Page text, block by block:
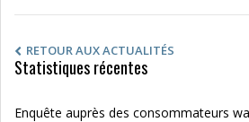
RETOUR AUX ACTUALITÉS
Statistiques récentes
Enquête auprès des consommateurs